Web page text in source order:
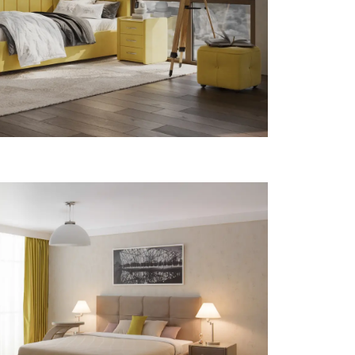
16 300 ₽ 27 167₽
10 500 ₽ 17 500 ₽
₽
12 600 ₽ 21 000
21 300 ₽ 35 500 ₽
₽